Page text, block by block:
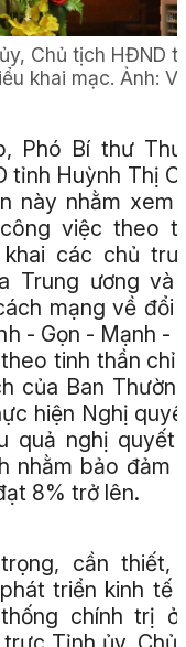
Chủ tịch HĐND
khai mạc. Ảnh:
Phó Bí thư
tỉnh Huỳnh Thị
này nhằm xem
việc theo
các chủ
Trung ương và
mạng về đổi
- Gọn - Mạnh -
tinh thần chỉ
của Ban
hiện Nghị
quả nghị quyết
nhằm bảo đảm
8% trở lên.
cần thiết,
triển kinh tế
chính trị ở